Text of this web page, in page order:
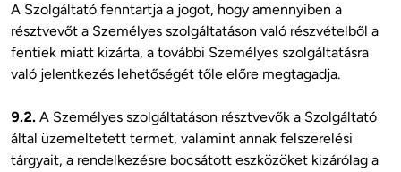
A Szolgáltató fenntartja a jogot, hogy amennyiben a
résztvevőt a Személyes szolgáltatáson való részvételből a
fentiek miatt kizárta, a további Személyes szolgáltatásra
való jelentkezés lehetőségét tőle előre megtagadja.
9.2. A Személyes szolgáltatáson résztvevők a Szolgáltató
által üzemeltetett termet, valamint annak felszerelési
tárgyait, a rendelkezésre bocsátott eszközöket kizárólag a